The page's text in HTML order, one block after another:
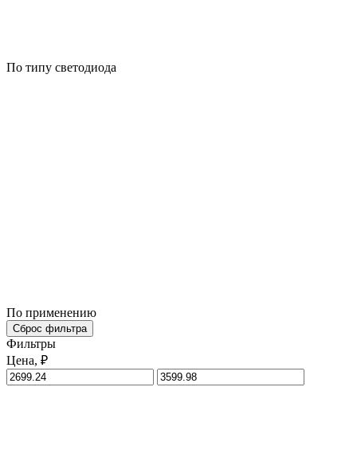
По типу светодиода
По применению
Сброс фильтра
Фильтры
Цена, ₽